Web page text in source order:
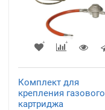
Комплект для
крепления газового
картриджа